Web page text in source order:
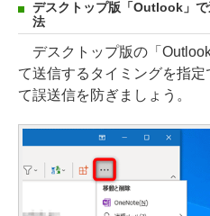
デスクトップ版「Outlook」
法
デスクトップ版の「
て送信するタイミングを指
て誤送信を防ぎましょう。